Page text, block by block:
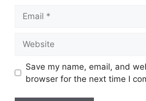
Save my name, email, and
browser for the next time I